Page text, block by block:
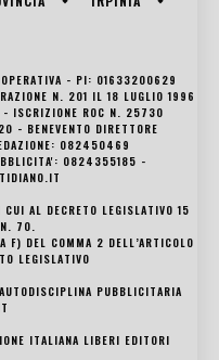
- PI: 01633200629
N. 201 IL 18 LUGLIO 1996
- ISCRIZIONE ROC N. 25730
- BENEVENTO DIRETTORE
082450469
0824355185 -
AL DECRETO LEGISLATIVO 15
70.
F) DEL COMMA 2 DELL’ARTICOLO
LEGISLATIVO
PUBBLICITARIA
ITALIANA LIBERI EDITORI